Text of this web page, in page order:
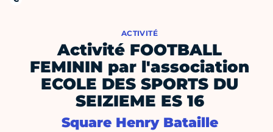
ACTIVITÉ
Activité FOOTBALL
FEMININ par l'association
ECOLE DES SPORTS DU
SEIZIEME ES 16
Square Henry Bataille